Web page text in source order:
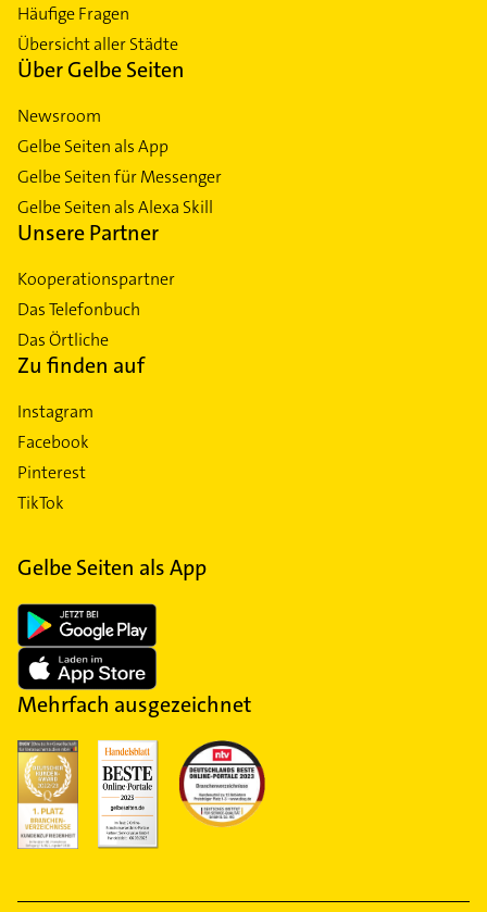
Häufige Fragen
Übersicht aller Städte
Über Gelbe Seiten
Newsroom
Gelbe Seiten als App
Gelbe Seiten für Messenger
Gelbe Seiten als Alexa Skill
Unsere Partner
Kooperationspartner
Das Telefonbuch
Das Örtliche
Zu finden auf
Instagram
Facebook
Pinterest
TikTok
Gelbe Seiten als App
Mehrfach ausgezeichnet